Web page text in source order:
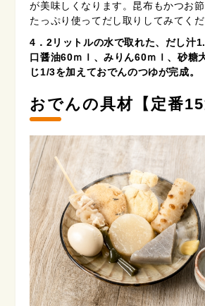
が美味しくなります。昆布もかつお節
たっぷり使ってだし取りしてみてくだ
4．2リットルの水で取れた、だし汁
口醤油60ｍｌ、みりん60ｍｌ、砂糖
じ1/3を加えておでんのつゆが完成。
おでんの具材【定番15